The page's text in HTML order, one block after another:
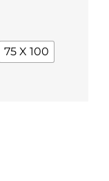
75 X 100